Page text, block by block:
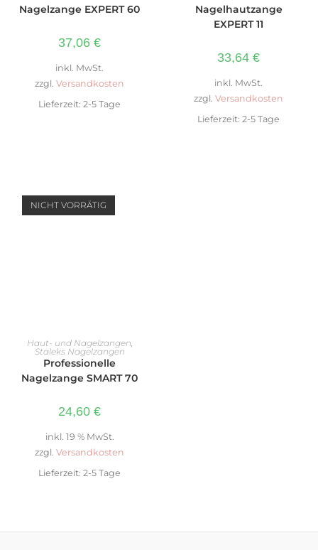
Nagelzange EXPERT 60
37,06 €
inkl. MwSt.
zzgl. Versandkosten
Lieferzeit: 2-5 Tage
Nagelhautzange
EXPERT 11
33,64 €
inkl. MwSt.
zzgl. Versandkosten
Lieferzeit: 2-5 Tage
NICHT VORRÄTIG
WEITERLESEN
Haut- und Nagelzangen
Staleks Nagelzangen
Professionelle
Nagelzange SMART 70
24,60 €
inkl. 19 % MwSt.
zzgl. Versandkosten
Lieferzeit: 2-5 Tage